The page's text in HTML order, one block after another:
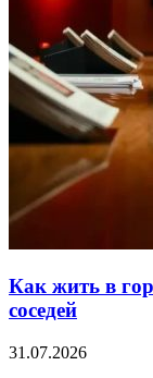
Как жить в
соседей
31.07.2026